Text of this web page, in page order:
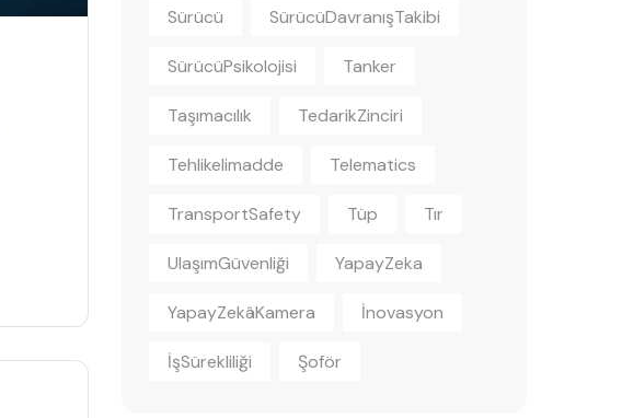
Sürücü SürücüDavranışTakibi
SürücüPsikolojisi Tanker
Taşımacılık TedarikZinciri
Tehlikelimadde Telematics
TransportSafety Tüp Tır
UlaşımGüvenliği YapayZeka
YapayZekâKamera İnovasyon
İşSürekliliği Şoför